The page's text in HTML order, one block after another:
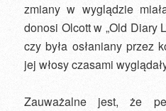
zmiany w wyglądzie
donosi Olcott w „Old Diary
czy była osłaniany przez
jej włosy czasami
Zauważalne jest, że